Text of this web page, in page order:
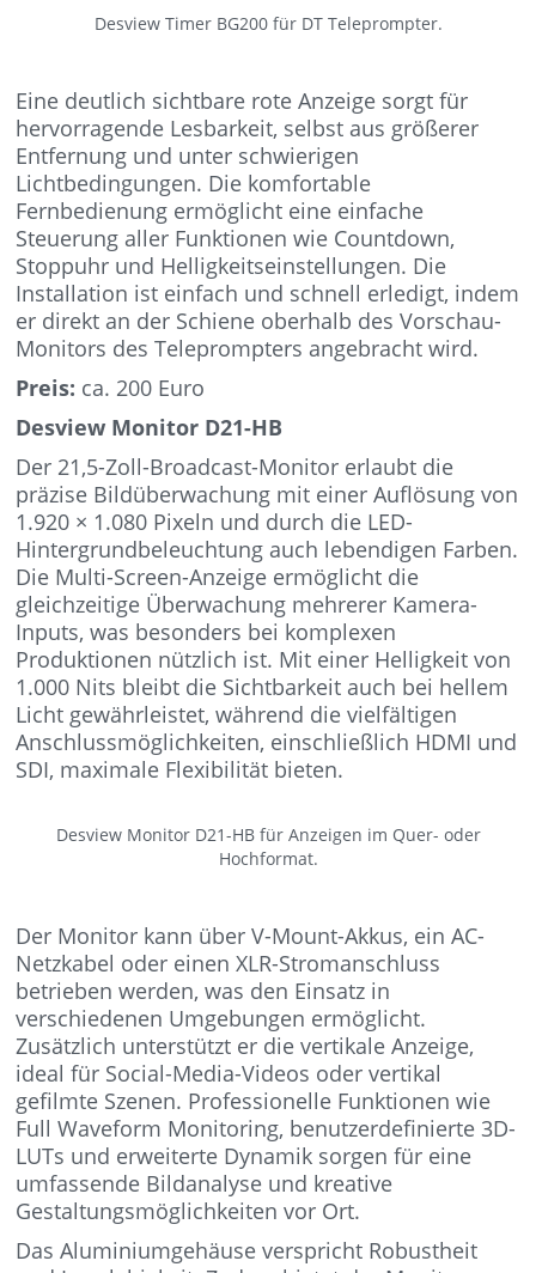
Desview Timer BG200 für DT Teleprompter.
Eine deutlich sichtbare rote Anzeige sorgt für
hervorragende Lesbarkeit, selbst aus größerer
Entfernung und unter schwierigen
Lichtbedingungen. Die komfortable
Fernbedienung ermöglicht eine einfache
Steuerung aller Funktionen wie Countdown,
Stoppuhr und Helligkeitseinstellungen. Die
Installation ist einfach und schnell erledigt, indem
er direkt an der Schiene oberhalb des Vorschau-
Monitors des Teleprompters angebracht wird.
Preis: ca. 200 Euro
Desview Monitor D21-HB
Der 21,5-Zoll-Broadcast-Monitor erlaubt die
präzise Bildüberwachung mit einer Auflösung von
1.920 × 1.080 Pixeln und durch die LED-
Hintergrundbeleuchtung auch lebendigen Farben.
Die Multi-Screen-Anzeige ermöglicht die
gleichzeitige Überwachung mehrerer Kamera-
Inputs, was besonders bei komplexen
Produktionen nützlich ist. Mit einer Helligkeit von
1.000 Nits bleibt die Sichtbarkeit auch bei hellem
Licht gewährleistet, während die vielfältigen
Anschlussmöglichkeiten, einschließlich HDMI und
SDI, maximale Flexibilität bieten.
Desview Monitor D21-HB für Anzeigen im Quer- oder
Hochformat.
Der Monitor kann über V-Mount-Akkus, ein AC-
Netzkabel oder einen XLR-Stromanschluss
betrieben werden, was den Einsatz in
verschiedenen Umgebungen ermöglicht.
Zusätzlich unterstützt er die vertikale Anzeige,
ideal für Social-Media-Videos oder vertikal
gefilmte Szenen. Professionelle Funktionen wie
Full Waveform Monitoring, benutzerdefinierte 3D-
LUTs und erweiterte Dynamik sorgen für eine
umfassende Bildanalyse und kreative
Gestaltungsmöglichkeiten vor Ort.
Das Aluminiumgehäuse verspricht Robustheit